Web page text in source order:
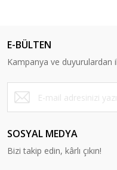
E-BÜLTEN
Kampanya ve duyurulardan
SOSYAL MEDYA
Bizi takip edin, kârlı çıkın!